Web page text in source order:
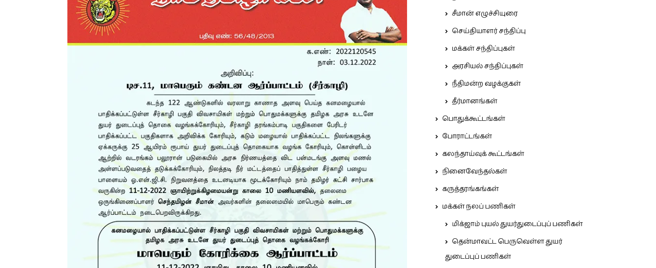
சீமான் எழுச்சியுரை
செய்தியாளர் சந்திப்பு
மக்கள் சந்திப்புகள்
அரசியல் சந்திப்புகள்
நீதிமன்ற வழக்குகள்
தீர்மானங்கள்
பொதுக்கூட்டங்கள்
போராட்டங்கள்
கலந்தாய்வுக் கூட்டங்கள்
நினைவேந்தல்கள்
கருத்தரங்கங்கள்
மக்கள் நலப் பணிகள்
மிக்ஜாம் புயல் துயர்துடைப்புப் பணிகள்
தென்மாவட்ட பெருவெள்ள துயர்
துடைப்புப் பணிகள்